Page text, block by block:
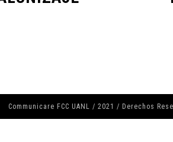
Communicare FCC UANL / 2021 / Derechos